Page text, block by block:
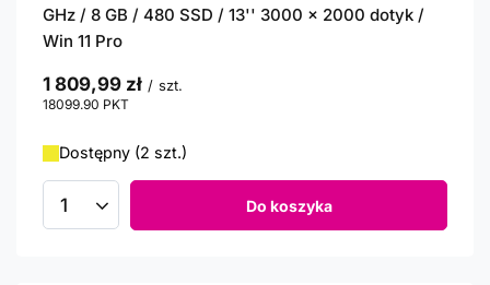
GHz / 8 GB / 480 SSD / 13'' 3000 x 2000 dotyk /
Win 11 Pro
1 809,99 zł / szt.
18099.90 PKT
Dostępny (2 szt.)
Ilość produktów Do koszyka